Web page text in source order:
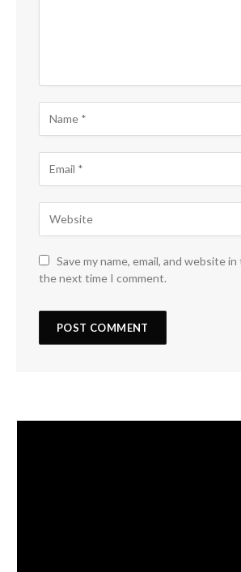
Save my name, email, and website
the next time I comment.